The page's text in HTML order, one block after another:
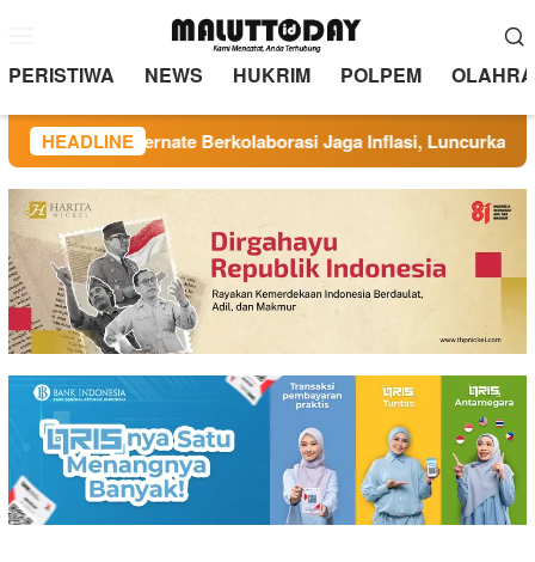
kontenMobile
PERISTIWA NEWS HUKRIM POLPEM
HEADLINE
PKK Ternate Berkolaborasi Jaga Inflasi, Luncurkan